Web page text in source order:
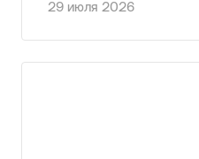
29 июля 2026